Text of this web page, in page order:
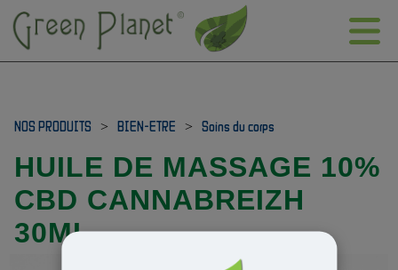
NOS PRODUITS > BIEN-ETRE > Soins du corps
HUILE DE MASSAGE 10%
CBD CANNABREIZH
30ML